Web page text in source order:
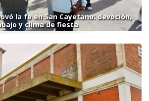
la fe en San Cayetano: devoción,
y clima de fiesta